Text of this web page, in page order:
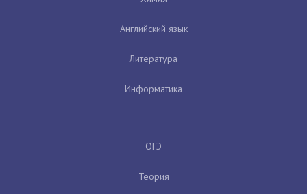
Английский язык
Литература
Информатика
ОГЭ
Теория